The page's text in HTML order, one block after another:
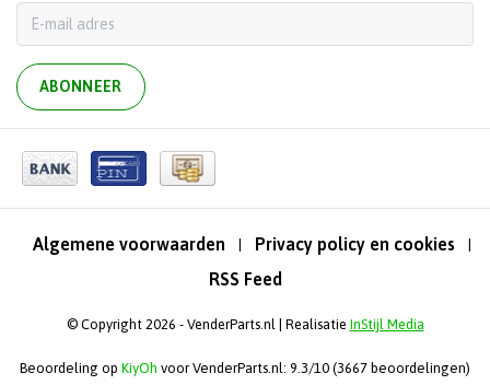
ABONNEER
Algemene voorwaarden | Privacy policy en cookies |
RSS Feed
© Copyright 2026 - VenderParts.nl | Realisatie InStijl Media
Beoordeling op KiyOh voor VenderParts.nl: 9.3/10 (3667 beoordelingen)